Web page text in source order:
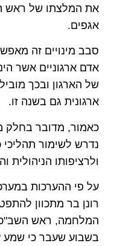
את המלצתו של ראש
אגפים.
סבב מינויים זה
אדם ארגוניים אשר
של הארגון ובכך
ארגונית גם בשנה זו.
כאמור, מדובר בחלק
נדרש לשימור
ולרציפותו הניהולית
על פי ההערכות
רונן בר מתכוון
המלחמה, ראש השב"כ
בשבוע שעבר כי שמע